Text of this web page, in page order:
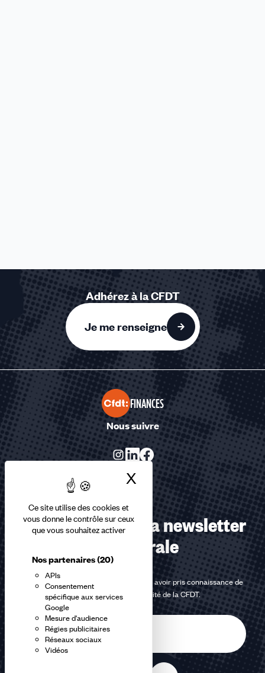
Ce site utilise des cookies et
vous donne le contrôle sur ceux
que vous souhaitez activer
Nos partenaires(20)
APIs
Consentement
spécifique aux services
Google
Mesure d'audience
Régies publicitaires
Réseaux sociaux
Vidéos
X Masquer le
Adhérez à la CFDT
Je me renseigne
FINANCES
Nous suivre
Abonnez-vous à la newsletter
confédérale
En m'inscrivant à la newsletter, j'affirme avoir pris connaissance de
lapolitique de confidentialité de la CFDT.